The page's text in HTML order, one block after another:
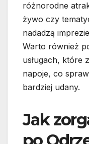
różnorodne
żywo czy
nadadzą
Warto również
usługach, które
napoje, co
bardziej udany.
Jak